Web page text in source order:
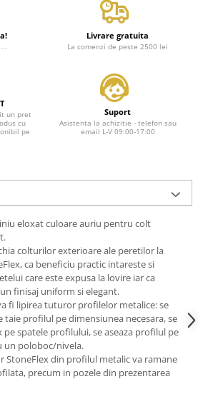
Livrare gratuita
La comenzi de peste 2500 lei
un pret
cu
pe
Suport
Asistenta la achizitie - telefon sau
email L-V 09:00-17:00
eloxat culoare auriu pentru colt
colturilor exterioare ale peretilor la
ca beneficiu practic intareste si
care este expusa la lovire iar ca
finisaj uniform si elegant.
fi lipirea tuturor profilelor metalice: se
taie profilul pe dimensiunea necesara, se
pe spatele profilului, se aseaza profilul pe
un poloboc/nivela.
StoneFlex din profilul metalic va ramane
precum in pozele din prezentarea